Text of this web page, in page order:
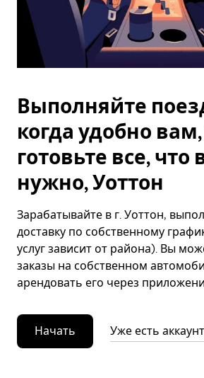
Выполняйте
когда удобно
готовьте все, что
нужно, Уоттон
Зарабатывайте в г. Уоттон,
доставку по собственному
услуг зависит от района). Вы
заказы на собственном
арендовать его через
Начать Уже есть